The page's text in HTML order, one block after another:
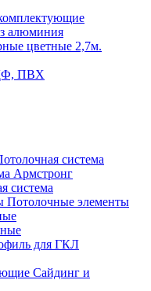
алюминия
цветные 2,7м.
ПВХ
система
Армстронг
система
Потолочные элементы
для ГКЛ
Сайдинг и